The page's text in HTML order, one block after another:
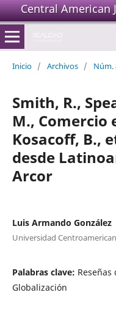
Central American
Inicio / Archivos / Núm.
Smith, R.,
M., Comercio
Kosacoff, B.,
desde
Arcor
Luis Armando González
Universidad
Palabras clave:
Globalización